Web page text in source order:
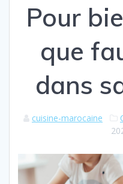
Pour
que
dans
cuisine-marocaine